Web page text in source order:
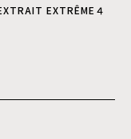
EXTRÊME４